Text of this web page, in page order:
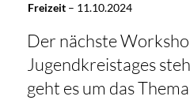
Freizeit– 11.10.2024
Der nächste
Jugendkreistages
geht es um das